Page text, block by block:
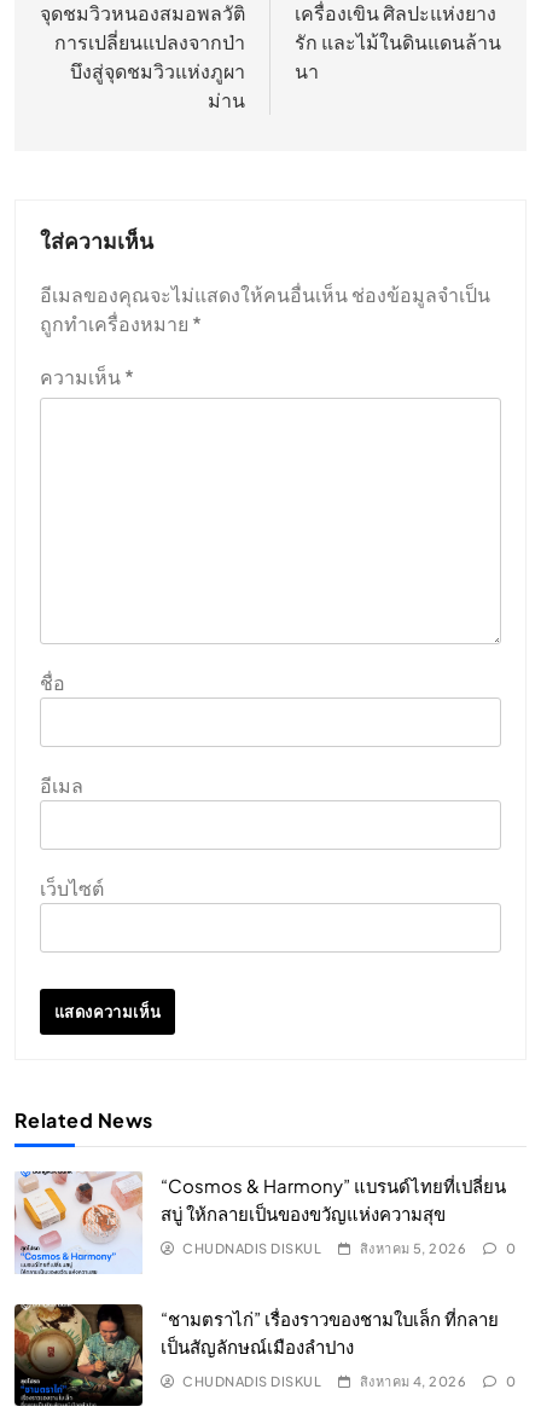
เรื่อง
จุดชมวิวหนองสมอพลวัติ
การเปลี่ยนแปลงจากป่า
บึงสู่จุดชมวิวแห่งภูผา
ม่าน
เครื่องเขิน ศิลปะแห่งยาง
รัก และไม้ในดินแดนล้าน
นา
ใส่ความเห็น
อีเมลของคุณจะไม่แสดงให้คนอื่นเห็นช่องข้อมูลจำเป็น
ถูกทำเครื่องหมาย *
ความเห็น*
ชื่อ
อีเมล
เว็บไซต์
Related News
“Cosmos & Harmony” แบรนด์ไทยที่เปลี่ยน
สบู่ ให้กลายเป็นของขวัญแห่งความสุข
CHUDNADIS DISKUL สิงหาคม 5, 2026 0
“ชามตราไก่” เรื่องราวของชามใบเล็ก ที่กลาย
เป็นสัญลักษณ์เมืองลำปาง
CHUDNADIS DISKUL สิงหาคม 4, 2026 0